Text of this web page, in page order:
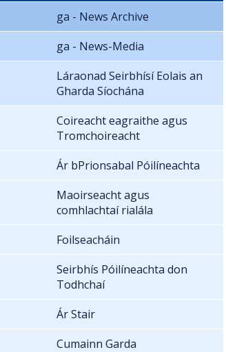
ga - News Archive
ga - News-Media
Láraonad Seirbhísí Eolais an
Gharda Síochána
Coireacht eagraithe agus
Tromchoireacht
Ár bPrionsabal Póilíneachta
Maoirseacht agus
comhlachtaí rialála
Foilseacháin
Seirbhís Póilíneachta don
Todhchaí
Ár Stair
Cumainn Garda